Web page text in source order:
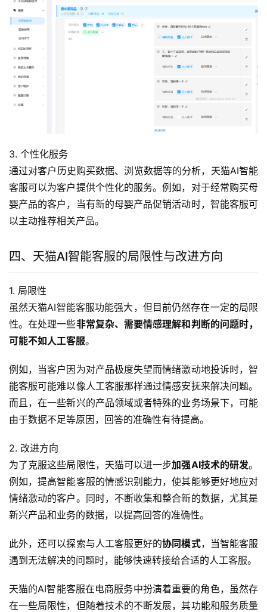
3. 个性化服务
通过对客户历史购买数据、浏览数据等的分析，天猫AI智能
客服可以为客户提供个性化的服务。例如，对于经常购买母
婴产品的客户，当有新的母婴产品促销活动时，智能客服可
以主动推荐相关产品。
四、天猫AI智能客服的局限性与改进方向
1. 局限性
虽然天猫AI智能客服功能强大，但目前仍然存在一定的局限
性。在处理一些非常复杂、需要情感理解和判断的问题时，
可能不如人工客服。
例如，当客户因为对产品极度失望而情绪激动地投诉时，智
能客服可能难以像人工客服那样通过情感安抚来解决问题。
而且，在一些新兴的产品领域或者特殊的业务场景下，可能
由于数据不足等原因，回答的准确性有待提高。
2. 改进方向
为了克服这些局限性，天猫可以进一步加强AI技术的研发。
例如，提高智能客服的情感识别能力，使其能够更好地应对
情绪激动的客户。同时，不断收集和整合新的数据，尤其是
新兴产品和业务的数据，以提高回答的准确性。
此外，还可以探索与人工客服更好的协同模式，当智能客服
遇到无法解决的问题时，能够快速转接给合适的人工客服。
天猫的AI智能客服在电商服务中扮演着重要的角色，虽然存
在一些局限性，但随着技术的不断发展，其功能和服务质量